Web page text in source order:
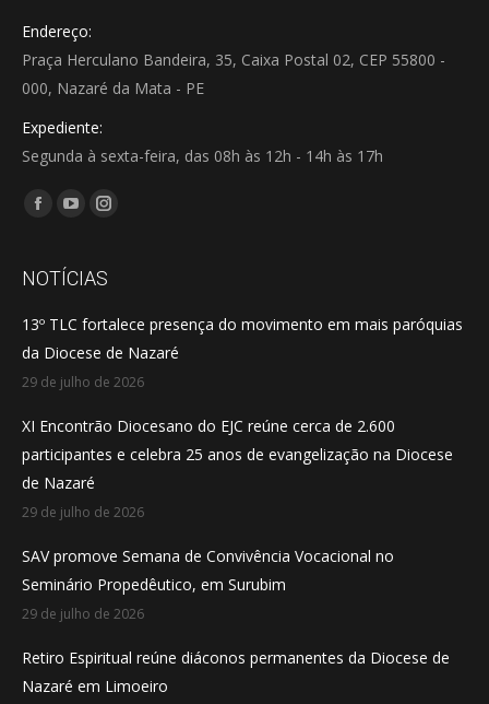
Endereço:
Praça Herculano Bandeira, 35, Caixa Postal 02, CEP 55800 -
000, Nazaré da Mata - PE
Expediente:
Segunda à sexta-feira, das 08h às 12h - 14h às 17h
Encontre-nos em:
Facebook
opens
new
window
YouTube
opens
new
window
Instagram
opens
new
window
NOTÍCIAS
13º TLC fortalece presença do movimento em mais paróquias
da Diocese de Nazaré
29 de julho de 2026
XI Encontrão Diocesano do EJC reúne cerca de 2.600
participantes e celebra 25 anos de evangelização na Diocese
de Nazaré
29 de julho de 2026
SAV promove Semana de Convivência Vocacional no
Seminário Propedêutico, em Surubim
29 de julho de 2026
Retiro Espiritual reúne diáconos permanentes da Diocese de
Nazaré em Limoeiro